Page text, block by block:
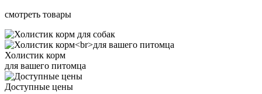
смотреть товары
Холистик корм
для вашего питомца
Доступные цены